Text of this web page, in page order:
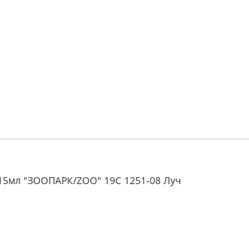
"ЗООПАРК/ZOO" 19С 1251-08 Луч